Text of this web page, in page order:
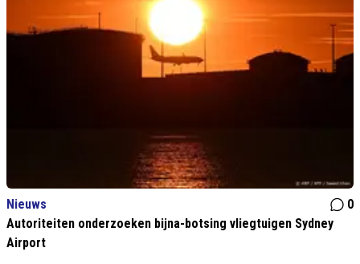
Nieuws
0
Autoriteiten onderzoeken bijna-botsing vliegtuigen Sydney
Airport